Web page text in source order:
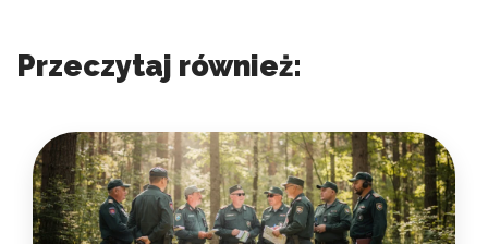
Przeczytaj również: